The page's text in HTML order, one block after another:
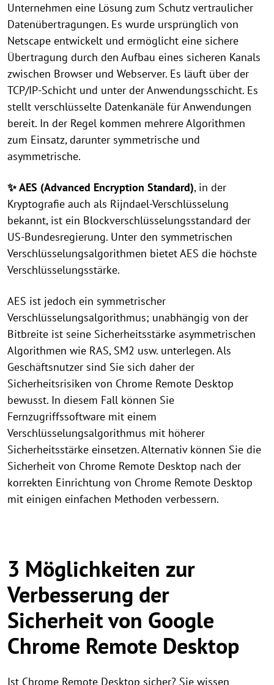
Unternehmen eine Lösung zum Schutz vertraulicher
Datenübertragungen. Es wurde ursprünglich von
Netscape entwickelt und ermöglicht eine sichere
Übertragung durch den Aufbau eines sicheren Kanals
zwischen Browser und Webserver. Es läuft über der
TCP/IP-Schicht und unter der Anwendungsschicht. Es
stellt verschlüsselte Datenkanäle für Anwendungen
bereit. In der Regel kommen mehrere Algorithmen
zum Einsatz, darunter symmetrische und
asymmetrische.
✨ AES (Advanced Encryption Standard), in der
Kryptografie auch als Rijndael-Verschlüsselung
bekannt, ist ein Blockverschlüsselungsstandard der
US-Bundesregierung. Unter den symmetrischen
Verschlüsselungsalgorithmen bietet AES die höchste
Verschlüsselungsstärke.
AES ist jedoch ein symmetrischer
Verschlüsselungsalgorithmus; unabhängig von der
Bitbreite ist seine Sicherheitsstärke asymmetrischen
Algorithmen wie RAS, SM2 usw. unterlegen. Als
Geschäftsnutzer sind Sie sich daher der
Sicherheitsrisiken von Chrome Remote Desktop
bewusst. In diesem Fall können Sie
Fernzugriffssoftware mit einem
Verschlüsselungsalgorithmus mit höherer
Sicherheitsstärke einsetzen. Alternativ können Sie die
Sicherheit von Chrome Remote Desktop nach der
korrekten Einrichtung von Chrome Remote Desktop
mit einigen einfachen Methoden verbessern.
3 Möglichkeiten zur
Verbesserung der
Sicherheit von Google
Chrome Remote Desktop
Ist Chrome Remote Desktop sicher? Sie wissen